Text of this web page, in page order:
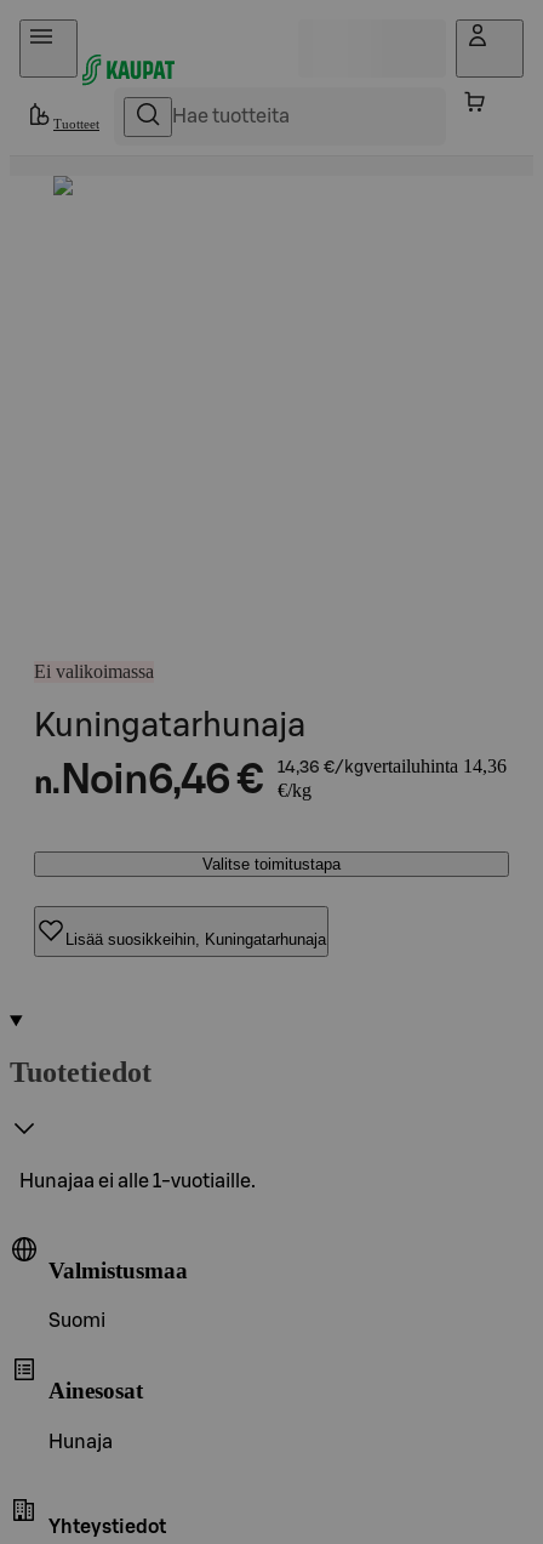
Hyppää sisältöön
Tuotteet
Ei valikoimassa
Kuningatarhunaja
n. Noin6,46 € 14,36 €/kgvertailuhinta 14,36
€/kg
Valitse toimitustapa
Lisää suosikkeihin, Kuningatarhunaja
Tuotetiedot
Hunajaa ei alle 1-vuotiaille.
Valmistusmaa
Suomi
Ainesosat
Hunaja
Yhteystiedot